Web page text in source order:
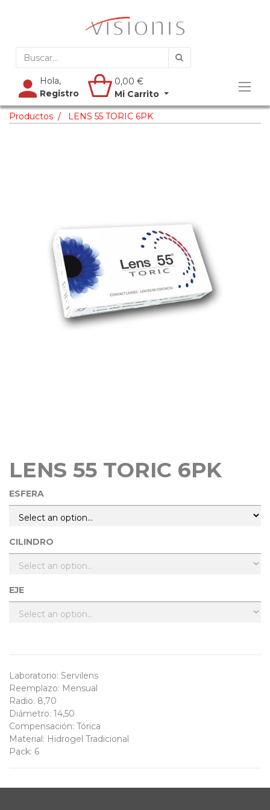
Hola,
Registro
0,00 €
Mi Carrito
Productos LENS 55 TORIC 6PK
LENS 55 TORIC 6PK
ESFERA
CILINDRO
EJE
Laboratorio: Servilens
Reemplazo: Mensual
Radio: 8,70
Diámetro: 14,50
Compensación: Tórica
Material : Hidrogel Tradicional
Pack: 6